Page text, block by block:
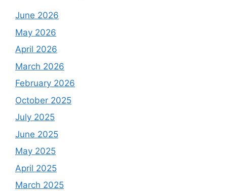
June 2026
May 2026
April 2026
March 2026
February 2026
October 2025
July 2025
June 2025
May 2025
April 2025
March 2025